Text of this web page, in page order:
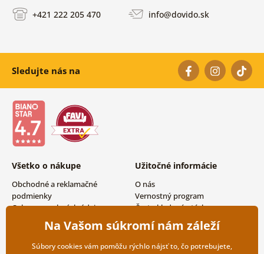
+421 222 205 470 info@dovido.sk
Sledujte nás na
Všetko o nákupe
Obchodné a reklamačné
podmienky
Ochrana osobných údajov
Možnosti dopravy a platby
Vrátenie tovaru
Užitočné informácie
O nás
Vernostný program
Často kladené otázky
Magazín
Kontakty
Veľkoobchodná spolupráca
Na Vašom súkromí nám záleží
Súbory cookies vám pomôžu rýchlo nájsť to, čo potrebujete,